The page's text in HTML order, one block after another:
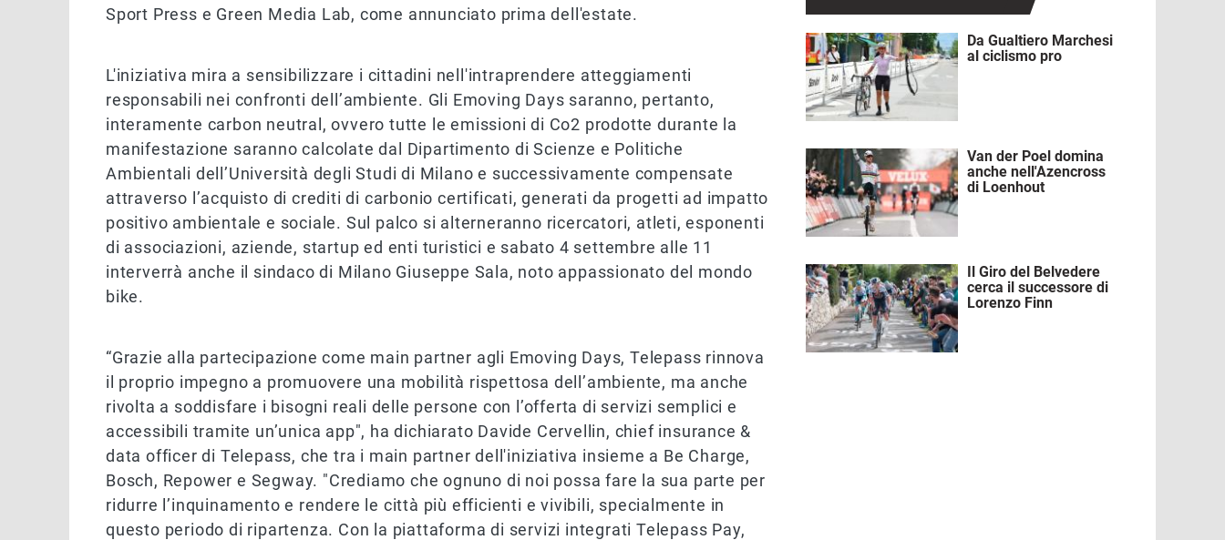
Sport Press e Green Media Lab, come annunciato prima dell'estate.
L'iniziativa mira a sensibilizzare i cittadini nell'intraprendere atteggiamenti
responsabili nei confronti dell’ambiente. Gli Emoving Days saranno, pertanto,
interamente carbon neutral, ovvero tutte le emissioni di Co2 prodotte durante la
manifestazione saranno calcolate dal Dipartimento di Scienze e Politiche
Ambientali dell’Università degli Studi di Milano e successivamente compensate
attraverso l’acquisto di crediti di carbonio certificati, generati da progetti ad impatto
positivo ambientale e sociale. Sul palco si alterneranno ricercatori, atleti, esponenti
di associazioni, aziende, startup ed enti turistici e sabato 4 settembre alle 11
interverrà anche il sindaco di Milano Giuseppe Sala, noto appassionato del mondo
bike.
“Grazie alla partecipazione come main partner agli Emoving Days, Telepass rinnova
il proprio impegno a promuovere una mobilità rispettosa dell’ambiente, ma anche
rivolta a soddisfare i bisogni reali delle persone con l’offerta di servizi semplici e
accessibili tramite un’unica app", ha dichiarato Davide Cervellin, chief insurance &
data officer di Telepass, che tra i main partner dell'iniziativa insieme a Be Charge,
Bosch, Repower e Segway. "Crediamo che ognuno di noi possa fare la sua parte per
ridurre l’inquinamento e rendere le città più efficienti e vivibili, specialmente in
questo periodo di ripartenza. Con la piattaforma di servizi integrati Telepass Pay,
Immagine
Da Gualtiero Marchesi
al ciclismo pro
Immagine
Van der Poel domina
anche nell'Azencross
di Loenhout
Immagine
Il Giro del Belvedere
cerca il successore di
Lorenzo Finn